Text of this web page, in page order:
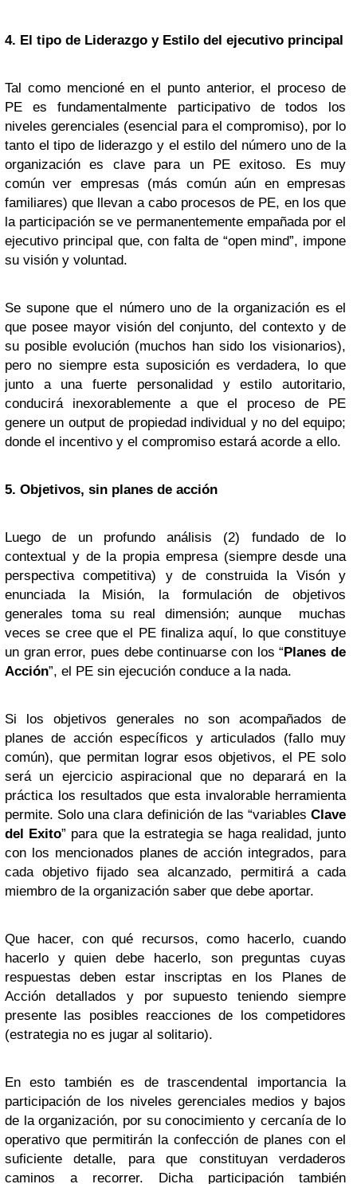
4. El tipo de Liderazgo y Estilo del ejecutivo principal
Tal como mencioné en el punto anterior, el proceso de
PE es fundamentalmente participativo de todos los
niveles gerenciales (esencial para el compromiso), por lo
tanto el tipo de liderazgo y el estilo del número uno de la
organización es clave para un PE exitoso. Es muy
común ver empresas (más común aún en empresas
familiares) que llevan a cabo procesos de PE, en los que
la participación se ve permanentemente empañada por el
ejecutivo principal que, con falta de “open mind”, impone
su visión y voluntad.
Se supone que el número uno de la organización es el
que posee mayor visión del conjunto, del contexto y de
su posible evolución (muchos han sido los visionarios),
pero no siempre esta suposición es verdadera, lo que
junto a una fuerte personalidad y estilo autoritario,
conducirá inexorablemente a que el proceso de PE
genere un output de propiedad individual y no del equipo;
donde el incentivo y el compromiso estará acorde a ello.
5. Objetivos, sin planes de acción
Luego de un profundo análisis (2) fundado de lo
contextual y de la propia empresa (siempre desde una
perspectiva competitiva) y de construida la Visón y
enunciada la Misión, la formulación de objetivos
generales toma su real dimensión; aunque muchas
veces se cree que el PE finaliza aquí, lo que constituye
un gran error, pues debe continuarse con los “Planes de
Acción”, el PE sin ejecución conduce a la nada.
Si los objetivos generales no son acompañados de
planes de acción específicos y articulados (fallo muy
común), que permitan lograr esos objetivos, el PE solo
será un ejercicio aspiracional que no deparará en la
práctica los resultados que esta invalorable herramienta
permite. Solo una clara definición de las “variables Clave
del Exito” para que la estrategia se haga realidad, junto
con los mencionados planes de acción integrados, para
cada objetivo fijado sea alcanzado, permitirá a cada
miembro de la organización saber que debe aportar.
Que hacer, con qué recursos, como hacerlo, cuando
hacerlo y quien debe hacerlo, son preguntas cuyas
respuestas deben estar inscriptas en los Planes de
Acción detallados y por supuesto teniendo siempre
presente las posibles reacciones de los competidores
(estrategia no es jugar al solitario).
En esto también es de trascendental importancia la
participación de los niveles gerenciales medios y bajos
de la organización, por su conocimiento y cercanía de lo
operativo que permitirán la confección de planes con el
suficiente detalle, para que constituyan verdaderos
caminos a recorrer. Dicha participación también